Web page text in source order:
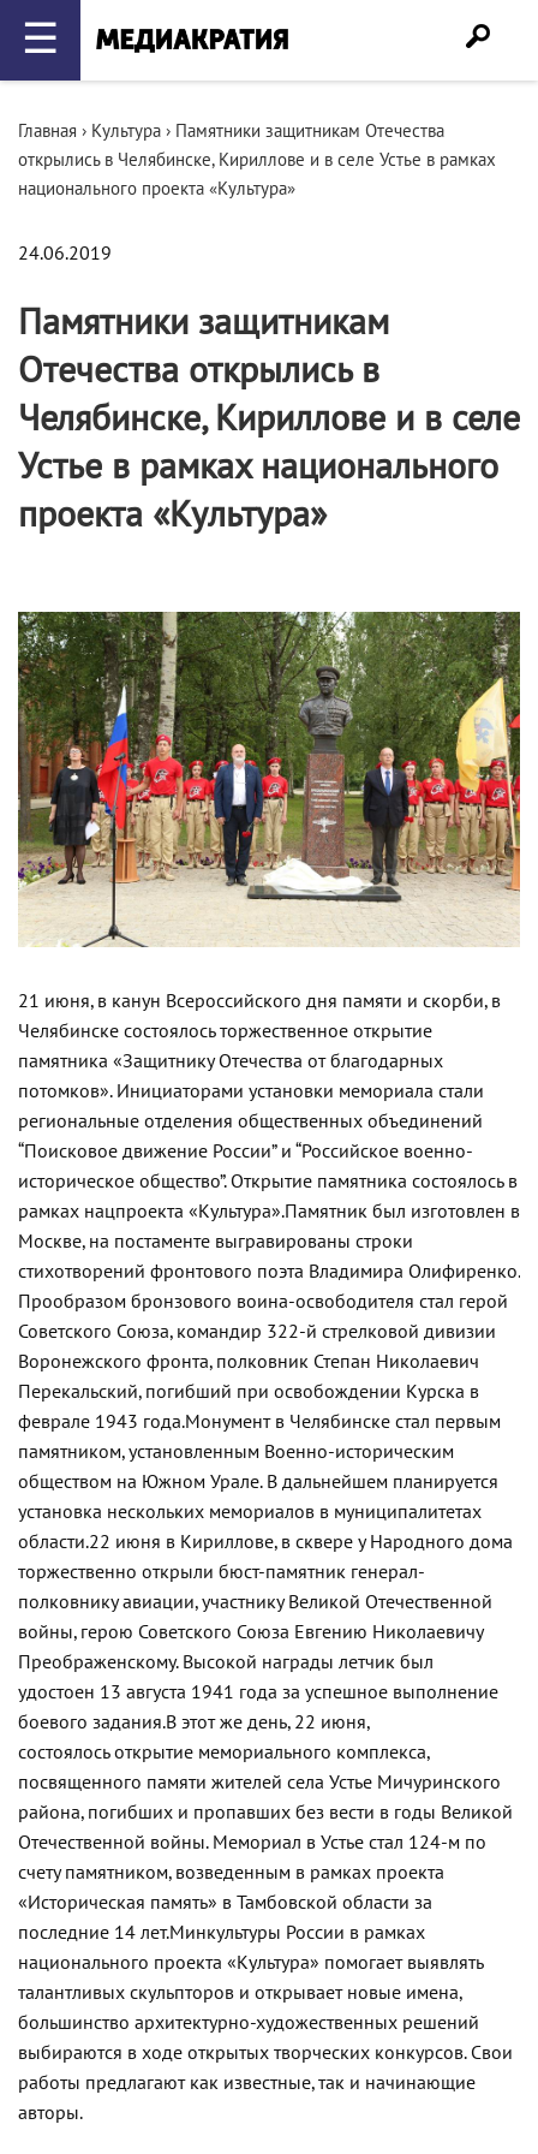
☰
Главная › Культура › Памятники защитникам Отечества
открылись в Челябинске, Кириллове и в селе Устье в рамках
национального проекта «Культура»
24.06.2019
Памятники защитникам
Отечества открылись в
Челябинске, Кириллове и в селе
Устье в рамках национального
проекта «Культура»
21 июня, в канун Всероссийского дня памяти и скорби, в
Челябинске состоялось торжественное открытие
памятника «Защитнику Отечества от благодарных
потомков». Инициаторами установки мемориала стали
региональные отделения общественных объединений
“Поисковое движение России” и “Российское военно-
историческое общество”. Открытие памятника состоялось в
рамках нацпроекта «Культура».Памятник был изготовлен в
Москве, на постаменте выгравированы строки
стихотворений фронтового поэта Владимира Олифиренко.
Прообразом бронзового воина-освободителя стал герой
Советского Союза, командир 322-й стрелковой дивизии
Воронежского фронта, полковник Степан Николаевич
Перекальский, погибший при освобождении Курска в
феврале 1943 года.Монумент в Челябинске стал первым
памятником, установленным Военно-историческим
обществом на Южном Урале. В дальнейшем планируется
установка нескольких мемориалов в муниципалитетах
области.22 июня в Кириллове, в сквере у Народного дома
торжественно открыли бюст-памятник генерал-
полковнику авиации, участнику Великой Отечественной
войны, герою Советского Союза Евгению Николаевичу
Преображенскому. Высокой награды летчик был
удостоен 13 августа 1941 года за успешное выполнение
боевого задания.В этот же день, 22 июня,
состоялось открытие мемориального комплекса,
посвященного памяти жителей села Устье Мичуринского
района, погибших и пропавших без вести в годы Великой
Отечественной войны. Мемориал в Устье стал 124-м по
счету памятником, возведенным в рамках проекта
«Историческая память» в Тамбовской области за
последние 14 лет.Минкультуры России в рамках
национального проекта «Культура» помогает выявлять
талантливых скульпторов и открывает новые имена,
большинство архитектурно-художественных решений
выбираются в ходе открытых творческих конкурсов. Свои
работы предлагают как известные, так и начинающие
авторы.